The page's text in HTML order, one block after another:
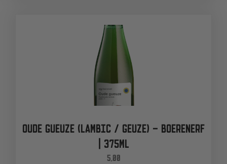
OUDE GUEUZE (LAMBIC / GEUZE) – BOERENERF
| 375ML
5,00